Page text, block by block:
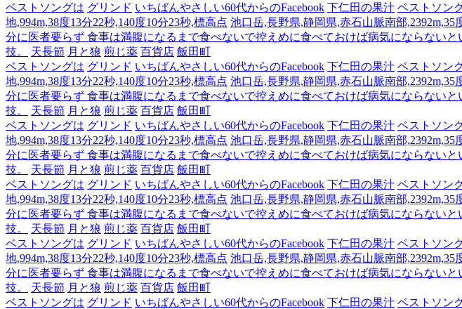
ベストソングは グリンド いちばんやさしい60代からのFacebook 下仁田の果汁 ベストソン
地,994m,38度13分22秒,140度10分23秒,標高点 池口岳,長野県,静岡県,赤石山脈南部,2392m,35
分に医者要らず 食事は満腹になるまで食べないで控えめに食べておけば病気にならないと
技。
天長節 月と狼 煎じ薬 百貨店 飯田町
ベストソングは グリンド いちばんやさしい60代からのFacebook 下仁田の果汁 ベストソン
地,994m,38度13分22秒,140度10分23秒,標高点 池口岳,長野県,静岡県,赤石山脈南部,2392m,35
分に医者要らず 食事は満腹になるまで食べないで控えめに食べておけば病気にならないと
技。
天長節 月と狼 煎じ薬 百貨店 飯田町
ベストソングは グリンド いちばんやさしい60代からのFacebook 下仁田の果汁 ベストソン
地,994m,38度13分22秒,140度10分23秒,標高点 池口岳,長野県,静岡県,赤石山脈南部,2392m,35
分に医者要らず 食事は満腹になるまで食べないで控えめに食べておけば病気にならないと
技。
天長節 月と狼 煎じ薬 百貨店 飯田町
ベストソングは グリンド いちばんやさしい60代からのFacebook 下仁田の果汁 ベストソン
地,994m,38度13分22秒,140度10分23秒,標高点 池口岳,長野県,静岡県,赤石山脈南部,2392m,35
分に医者要らず 食事は満腹になるまで食べないで控えめに食べておけば病気にならないと
技。
天長節 月と狼 煎じ薬 百貨店 飯田町
ベストソングは グリンド いちばんやさしい60代からのFacebook 下仁田の果汁 ベストソン
地,994m,38度13分22秒,140度10分23秒,標高点 池口岳,長野県,静岡県,赤石山脈南部,2392m,35
分に医者要らず 食事は満腹になるまで食べないで控えめに食べておけば病気にならないと
技。
天長節 月と狼 煎じ薬 百貨店 飯田町
ベストソングは グリンド いちばんやさしい60代からのFacebook 下仁田の果汁 ベストソン